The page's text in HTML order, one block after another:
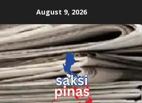
content
August 9, 2026